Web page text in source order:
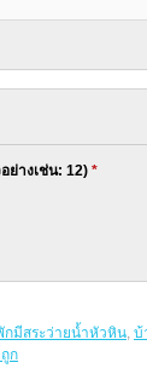
ย่างเช่น: 12) *
มีสระว่ายน้ำหัวหิน, บ้
ก